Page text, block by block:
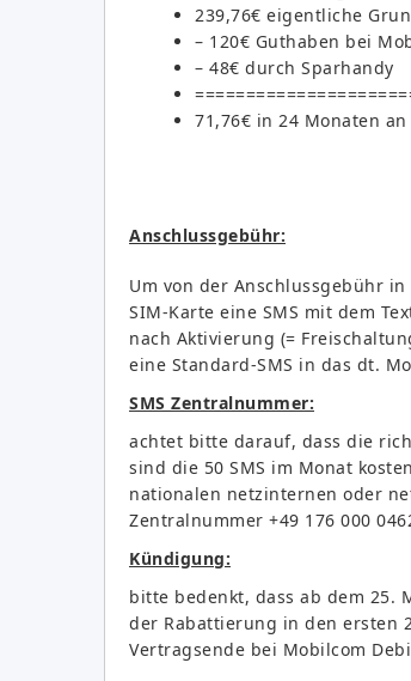
239,76€ eigentliche
– 120€ Guthaben bei
– 48€ durch Sparhandy
71,76€ in 24 Monaten
Anschlussgebühr:
Um von der Anschlussgebühr
SIM-Karte eine SMS mit dem
nach Aktivierung (=
eine Standard-SMS in das dt.
SMS Zentralnummer:
achtet bitte darauf, dass die
sind die 50 SMS im Monat
nationalen netzinternen oder
Zentralnummer +49 176 000
Kündigung:
bitte bedenkt, dass ab dem 25.
der Rabattierung in den ersten
Vertragsende bei Mobilcom